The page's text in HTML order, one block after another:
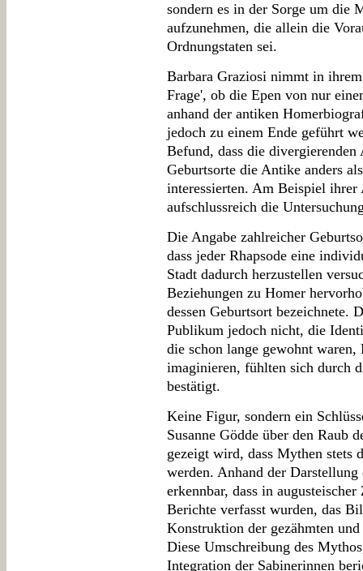
sondern es in der Sorge um die
aufzunehmen, die allein die
Ordnungstaten sei.
Barbara Graziosi nimmt in
Frage', ob die Epen von nur
anhand der antiken
jedoch zu einem Ende geführt
Befund, dass die divergierenden
Geburtsorte die Antike anders
interessierten. Am Beispiel
aufschlussreich die
Die Angabe zahlreicher
dass jeder Rhapsode eine
Stadt dadurch herzustellen
Beziehungen zu Homer
dessen Geburtsort bezeichnete.
Publikum jedoch nicht, die
die schon lange gewohnt waren,
imaginieren, fühlten sich durch
bestätigt.
Keine Figur, sondern ein
Susanne Gödde über den Raub
gezeigt wird, dass Mythen stets
werden. Anhand der Darstellung
erkennbar, dass in
Berichte verfasst wurden, das
Konstruktion der gezähmten
Diese Umschreibung des
Integration der Sabinerinnen